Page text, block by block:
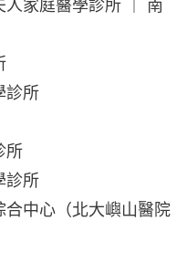
家庭醫學診所 ｜ 南
診所
所
診所
中心（北大嶼山醫院